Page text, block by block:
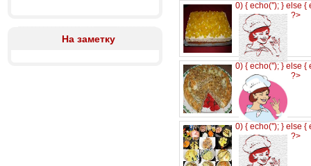
На заметку
0) { echo(''); } else {
?>
0) { echo(''); } else {
?>
0) { echo(''); } else {
?>